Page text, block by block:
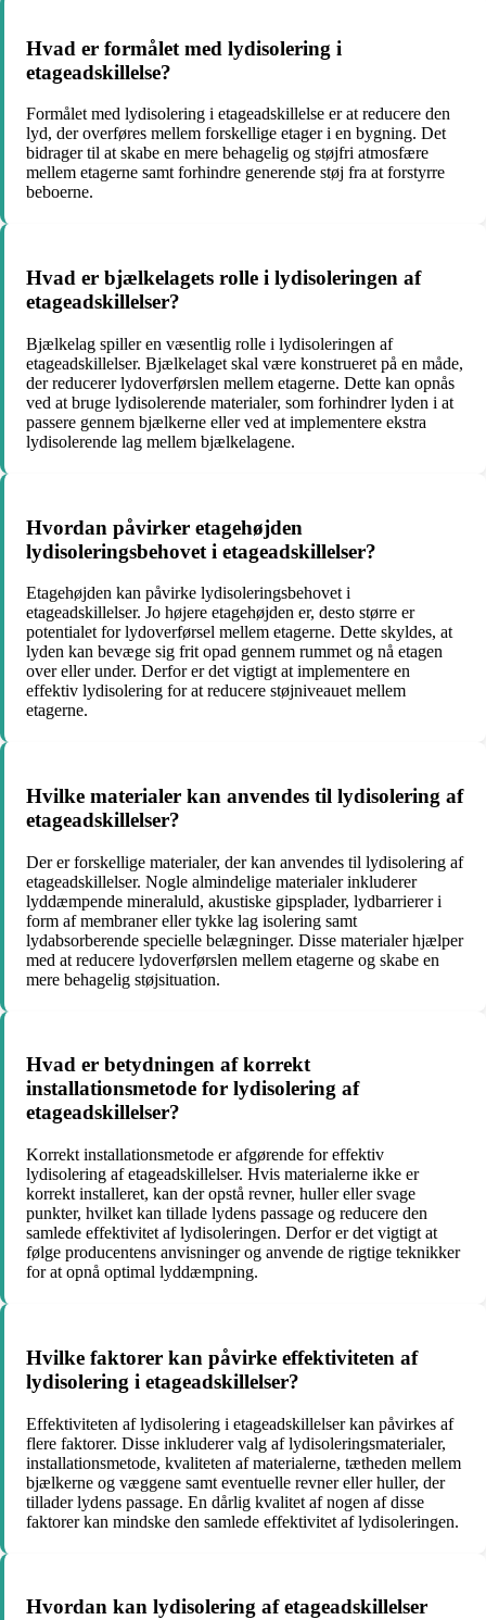
Hvad er formålet med lydisolering i
etageadskillelse?
Formålet med lydisolering i etageadskillelse er at reducere den
lyd, der overføres mellem forskellige etager i en bygning. Det
bidrager til at skabe en mere behagelig og støjfri atmosfære
mellem etagerne samt forhindre generende støj fra at forstyrre
beboerne.
Hvad er bjælkelagets rolle i lydisoleringen af
etageadskillelser?
Bjælkelag spiller en væsentlig rolle i lydisoleringen af
etageadskillelser. Bjælkelaget skal være konstrueret på en måde,
der reducerer lydoverførslen mellem etagerne. Dette kan opnås
ved at bruge lydisolerende materialer, som forhindrer lyden i at
passere gennem bjælkerne eller ved at implementere ekstra
lydisolerende lag mellem bjælkelagene.
Hvordan påvirker etagehøjden
lydisoleringsbehovet i etageadskillelser?
Etagehøjden kan påvirke lydisoleringsbehovet i
etageadskillelser. Jo højere etagehøjden er, desto større er
potentialet for lydoverførsel mellem etagerne. Dette skyldes, at
lyden kan bevæge sig frit opad gennem rummet og nå etagen
over eller under. Derfor er det vigtigt at implementere en
effektiv lydisolering for at reducere støjniveauet mellem
etagerne.
Hvilke materialer kan anvendes til lydisolering af
etageadskillelser?
Der er forskellige materialer, der kan anvendes til lydisolering af
etageadskillelser. Nogle almindelige materialer inkluderer
lyddæmpende mineraluld, akustiske gipsplader, lydbarrierer i
form af membraner eller tykke lag isolering samt
lydabsorberende specielle belægninger. Disse materialer hjælper
med at reducere lydoverførslen mellem etagerne og skabe en
mere behagelig støjsituation.
Hvad er betydningen af ​​korrekt
installationsmetode for lydisolering af
etageadskillelser?
Korrekt installationsmetode er afgørende for effektiv
lydisolering af etageadskillelser. Hvis materialerne ikke er
korrekt installeret, kan der opstå revner, huller eller svage
punkter, hvilket kan tillade lydens passage og reducere den
samlede effektivitet af lydisoleringen. Derfor er det vigtigt at
følge producentens anvisninger og anvende de rigtige teknikker
for at opnå optimal lyddæmpning.
Hvilke faktorer kan påvirke effektiviteten af ​​
lydisolering i etageadskillelser?
Effektiviteten af ​​lydisolering i etageadskillelser kan påvirkes af
flere faktorer. Disse inkluderer valg af lydisoleringsmaterialer,
installationsmetode, kvaliteten af materialerne, tætheden mellem
bjælkerne og væggene samt eventuelle revner eller huller, der
tillader lydens passage. En dårlig kvalitet af nogen af ​​disse
faktorer kan mindske den samlede effektivitet af lydisoleringen.
Hvordan kan lydisolering af etageadskillelser